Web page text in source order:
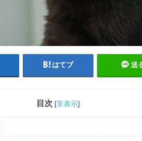
はてブ 送
目次 [非表示]